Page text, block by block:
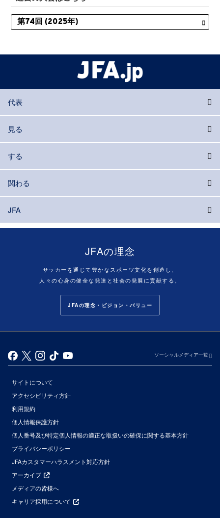
代表
見る
する
関わる
JFA
JFAの理念
サッカーを通じて豊かなスポーツ文化を創造し、
人々の心身の健全な発達と社会の発展に貢献する。
JFAの理念・ビジョン・バリュー
ソーシャルメディア一覧
サイトについて
アクセシビリティ方針
利用規約
個人情報保護方針
個人番号及び特定個人情報の適正な取扱いの確保に関する基本方針
プライバシーポリシー
JFAカスタマーハラスメント対応方針
アーカイブ
メディアの皆様へ
キャリア採用について